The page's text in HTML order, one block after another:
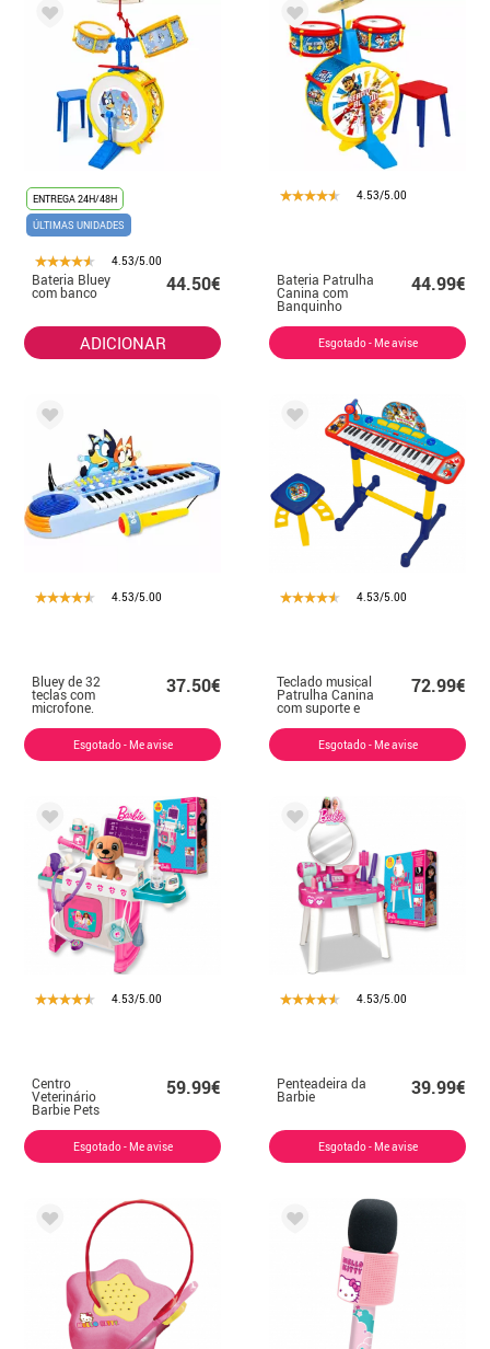
ENTREGA 24H/48H
ÚLTIMAS UNIDADES
4.53/5.00
Bateria Bluey
com banco 44.50€
ADICIONAR
4.53/5.00
Bateria Patrulha
Canina com
Banquinho
44.99€
Esgotado - Me avise
4.53/5.00
Bluey de 32
teclas com
microfone.
37.50€
Esgotado - Me avise
4.53/5.00
Teclado musical
Patrulha Canina
com suporte e
banquinho
72.99€
Esgotado - Me avise
4.53/5.00
Centro
Veterinário
Barbie Pets
59.99€
Esgotado - Me avise
4.53/5.00
Penteadeira da
Barbie 39.99€
Esgotado - Me avise